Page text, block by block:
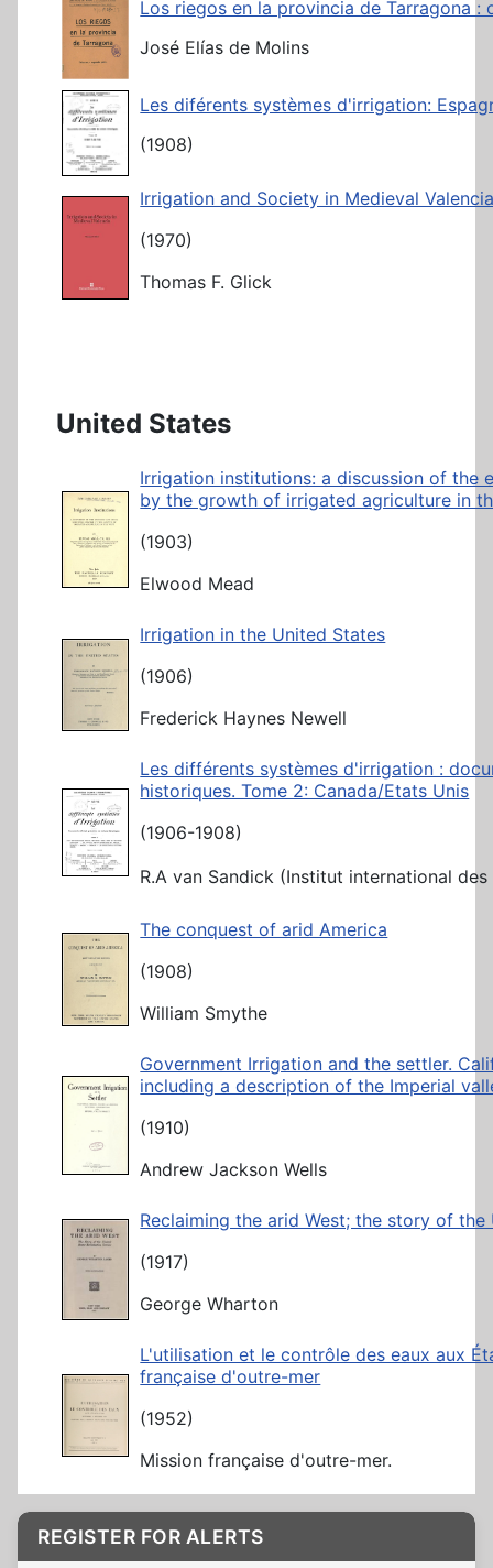
REGISTER FOR ALERTS
Los riegos en la provincia de Tarragona :
José Elías de Molins
Les diférents systèmes d'irrigation:
(1908)
Irrigation and Society in Medieval
(1970)
Thomas F. Glick
United States
Irrigation institutions: a discussion of the
by the growth of irrigated agriculture in
(1903)
Elwood Mead
Irrigation in the United States
(1906)
Frederick Haynes Newell
Les différents systèmes d'irrigation :
historiques. Tome 2: Canada/Etats Unis
(1906-1908)
R.A van Sandick (Institut international
The conquest of arid America
(1908)
William Smythe
Government Irrigation and the settler.
including a description of the Imperial
(1910)
Andrew Jackson Wells
Reclaiming the arid West; the story of
(1917)
George Wharton
L'utilisation et le contrôle des eaux aux
française d'outre-mer
(1952)
Mission française d'outre-mer.